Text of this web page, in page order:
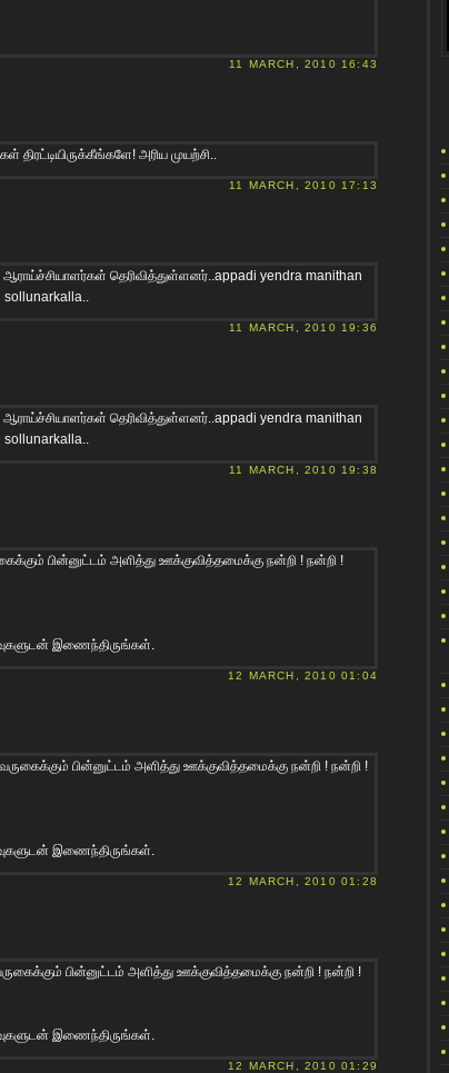
11 MARCH, 2010 16:43
அரிய முயற்சி..
11 MARCH, 2010 17:13
தெரிவித்துள்ளனர்..appadi yendra manithan
11 MARCH, 2010 19:36
தெரிவித்துள்ளனர்..appadi yendra manithan
11 MARCH, 2010 19:38
பின்னுட்டம் அளித்து ஊக்குவித்தமைக்கு நன்றி ! நன்றி !
இணைந்திருங்கள்.
12 MARCH, 2010 01:04
பின்னுட்டம் அளித்து ஊக்குவித்தமைக்கு நன்றி ! நன்றி !
இணைந்திருங்கள்.
12 MARCH, 2010 01:28
பின்னுட்டம் அளித்து ஊக்குவித்தமைக்கு நன்றி ! நன்றி !
இணைந்திருங்கள்.
12 MARCH, 2010 01:29